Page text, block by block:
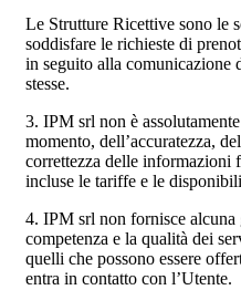
Le Strutture Ricettive sono le
soddisfare le richieste di
in seguito alla comunicazione
stesse.
3. IPM srl non è
momento, dell’accuratezza,
correttezza delle informazioni
incluse le tariffe e le
4. IPM srl non fornisce alcuna
competenza e la qualità dei
quelli che possono essere
entra in contatto con l’Utente.